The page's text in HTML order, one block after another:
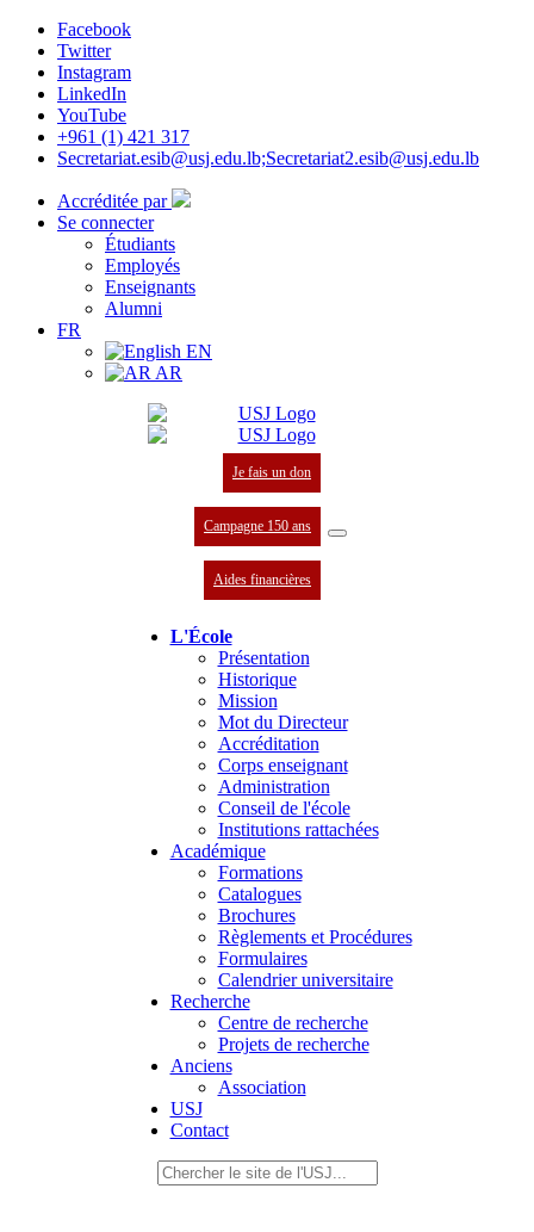
Facebook
Twitter
Instagram
LinkedIn
YouTube
+961 (1) 421 317
Secretariat.esib@usj.edu.lb;Secretariat2.esib@usj.edu.lb
Accréditée par
Se connecter
Étudiants
Employés
Enseignants
Alumni
FR
EN
AR
Je fais un don
Campagne 150 ans
Aides financières
L'École
Présentation
Historique
Mission
Mot du Directeur
Accréditation
Corps enseignant
Administration
Conseil de l'école
Institutions rattachées
Académique
Formations
Catalogues
Brochures
Règlements et Procédures
Formulaires
Calendrier universitaire
Recherche
Centre de recherche
Projets de recherche
Anciens
Association
USJ
Contact